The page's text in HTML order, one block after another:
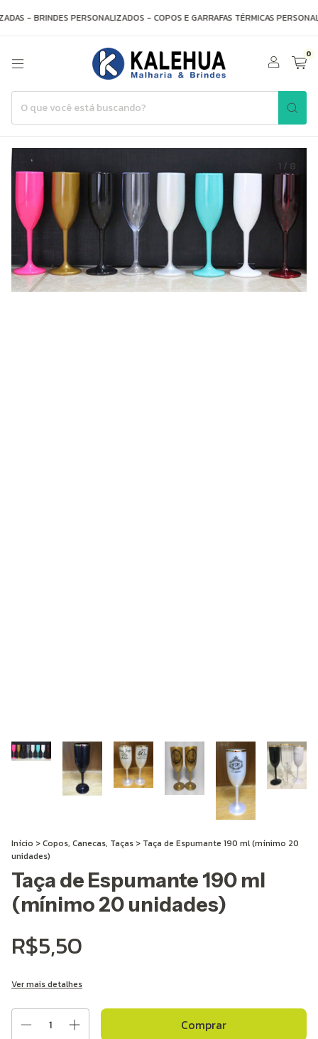
- BRINDES PERSONALIZADOS - COPOS E GARRAFAS TÉRMICAS
0
1 / 8
Início >Copos, Canecas, Taças > Taça de Espumante 190 ml (mínimo 20
unidades)
Taça de Espumante 190 ml
(mínimo 20 unidades)
R$5,50
Ver mais detalhes